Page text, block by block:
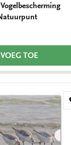
VOEG TOE